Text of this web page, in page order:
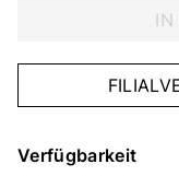
IN
Verfügbarkeit